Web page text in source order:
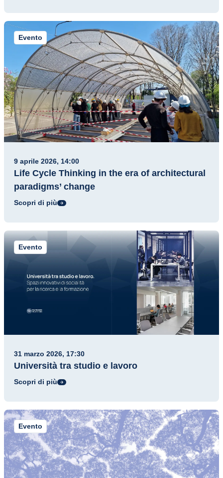
Evento
9 aprile 2026, 14:00
Life Cycle Thinking in the era of architectural
paradigms’ change
Scopri di più
Evento
31 marzo 2026, 17:30
Università tra studio e lavoro
Scopri di più
Evento